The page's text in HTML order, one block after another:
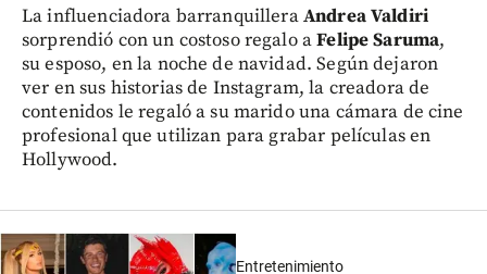
La influenciadora barranquilleraAndrea Valdiri
sorprendió con un costoso regalo aFelipe Saruma,
su esposo, en la noche de navidad. Según dejaron
ver en sus historias de Instagram, la creadora de
contenidos le regaló a su marido una cámara de cine
profesional que utilizan para grabar películas en
Hollywood.
Entretenimiento